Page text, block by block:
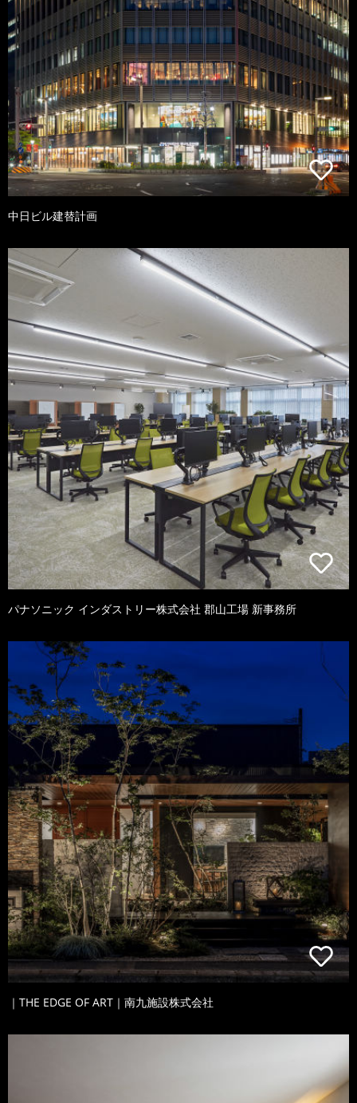
中日ビル建替計画
パナソニック インダストリー株式会社 郡山工場 新事務所
｜THE EDGE OF ART｜南九施設株式会社